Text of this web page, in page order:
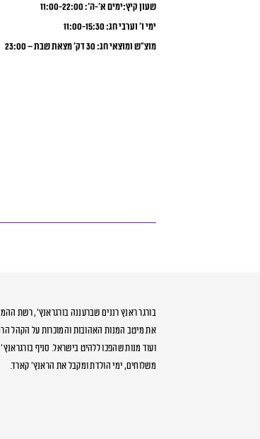
שעון קיץ:ימים א’-ה’: 11:00-22:00
ימי ו’ וערבי חג: 11:00-15:30
מוצ”ש ומוצאי חג: 30 דק’ מצאת שבת – 23:00
בורגר ראנץ רננים שברעננה בורגראנץ’, רשת
את מיטב המנות האהובות והמוכרות על הקהל
ועוד מנות שהפכו ללהיט בישראל. סניף
משלוחים, ימי הולדת ומקבל את הראנץ’ קארד.